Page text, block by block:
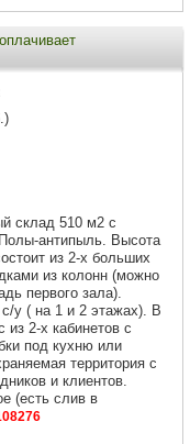
склад 510 м2 с
антипыль. Высота
из 2-х больших
из колонн (можно
первого зала).
у ( на 1 и 2 этажах). В
2-х кабинетов с
под кухню или
территория с
и клиентов.
(есть слив в